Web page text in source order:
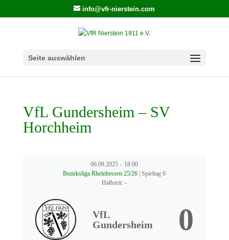
info@vfr-nierstein.com
Seite auswählen
VfL Gundersheim – SV
Horchheim
06.09.2025 - 18:00
Bezirksliga Rheinhessen 25/26 | Spieltag 6
Halbzeit: -
VfL
Gundersheim
0